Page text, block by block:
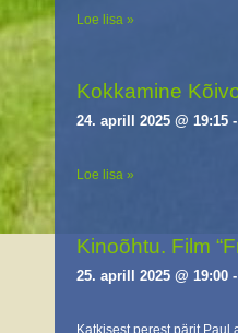
Loe lisa »
Kokkamine
24. aprill 2025 @ 19:15
Loe lisa »
Kinoõhtu. Film
25. aprill 2025 @ 19:00
Katkisest perest pärit